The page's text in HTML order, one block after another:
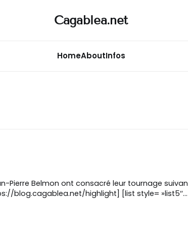
Cagablea.net
HomeAboutInfos
Pierre Belmon ont consacré leur tournage